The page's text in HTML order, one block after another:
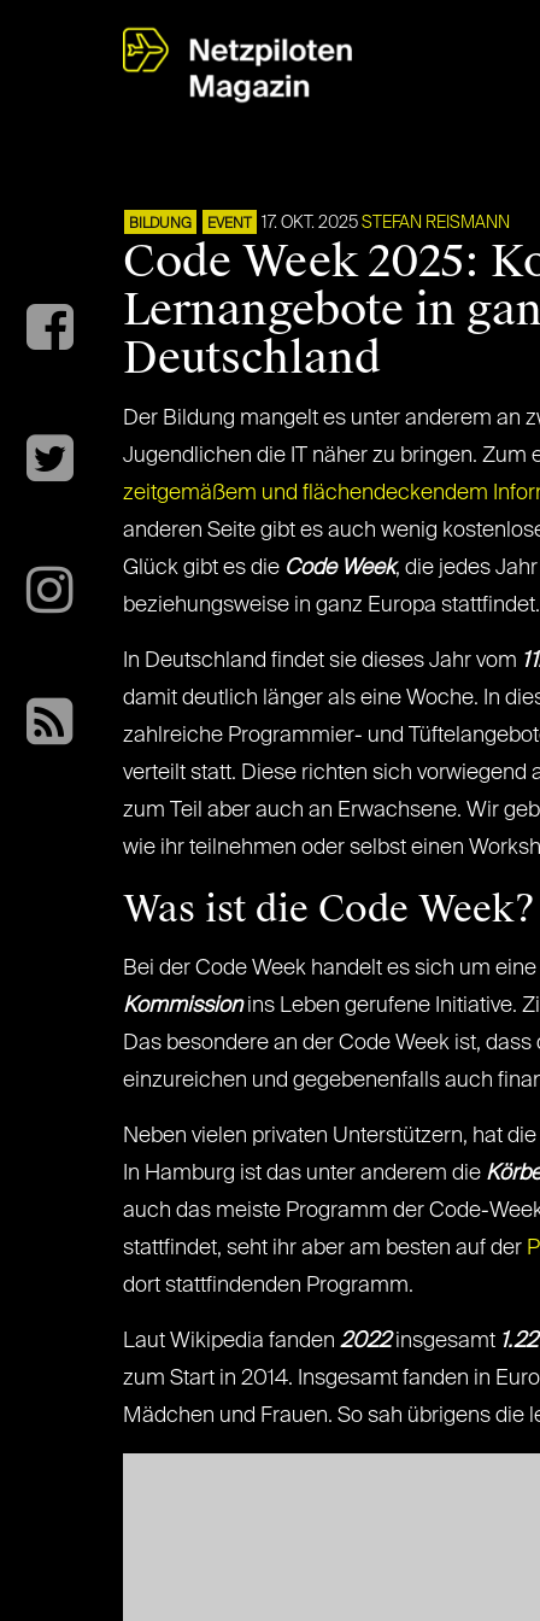
BILDUNG EVENT 17. OKT. 2025 STEFAN REISMANN
Code Week 2025:
Lernangebote in
Deutschland
Der Bildung mangelt es unter anderem an
Jugendlichen die IT näher zu bringen. Zum
zeitgemäßem und flächendeckendem
anderen Seite gibt es auch wenig
Glück gibt es die Code Week, die jedes
beziehungsweise in ganz Europa stattfindet.
In Deutschland findet sie dieses Jahr vom
damit deutlich länger als eine Woche. In
zahlreiche Programmier- und
verteilt statt. Diese richten sich vorwiegend
zum Teil aber auch an Erwachsene. Wir
wie ihr teilnehmen oder selbst einen
Was ist die Code Week?
Bei der Code Week handelt es sich um
Kommissionins Leben gerufene Initiative.
Das besondere an der Code Week ist,
einzureichen und gegebenenfalls auch
Neben vielen privaten Unterstützern, hat
In Hamburg ist das unter anderem die
auch das meiste Programm der Code-
stattfindet, seht ihr aber am besten auf der
dort stattfindenden Programm.
Laut Wikipedia fanden 2022 insgesamt
zum Start in 2014. Insgesamt fanden in
Mädchen und Frauen. So sah übrigens die